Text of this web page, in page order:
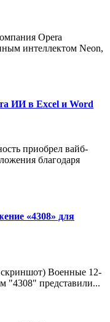
интеллектом Neon,
ИИ в Excel и Word
благодаря
«4308» для
"4308" представили...